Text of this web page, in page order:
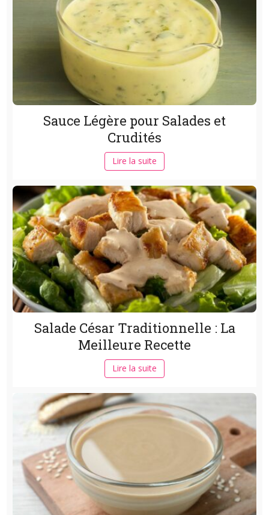
Sauce Légère pour Salades et
Crudités
Lire la suite
Salade César Traditionnelle : La
Meilleure Recette
Lire la suite